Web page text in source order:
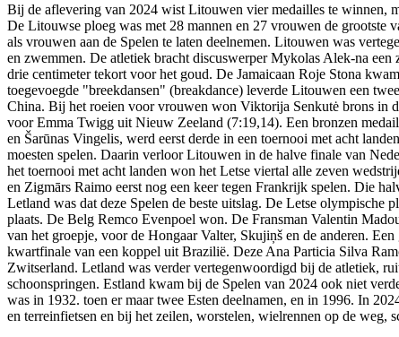
Bij de aflevering van 2024 wist Litouwen vier medailles te winnen,
De Litouwse ploeg was met 28 mannen en 27 vrouwen de grootste
als vrouwen aan de Spelen te laten deelnemen. Litouwen was
en zwemmen. De atletiek bracht discuswerper Mykolas Alek-na
drie centimeter tekort voor het goud. De Jamaicaan Roje Stona
toegevoegde "breekdansen" (breakdance) leverde Litouwen een
China. Bij het roeien voor vrouwen won Viktorija Senkutė brons in
voor Emma Twigg uit Nieuw Zeeland (7:19,14). Een bronzen
en Šarūnas Vingelis, werd eerst derde in een toernooi met acht
moesten spelen. Daarin verloor Litouwen in de halve finale van
het toernooi met acht landen won het Letse viertal alle zeven
en Zigmārs Raimo eerst nog een keer tegen Frankrijk spelen. Die
Letland was dat deze Spelen de beste uitslag. De Letse
plaats. De Belg Remco Evenpoel won. De Fransman Valentin
van het groepje, voor de Hongaar Valter, Skujiņš en de anderen.
kwartfinale van een koppel uit Brazilië. Deze Ana Particia Silva
Zwitserland. Letland was verder vertegenwoordigd bij de atletiek,
schoonspringen. Estland kwam bij de Spelen van 2024 ook niet
was in 1932. toen er maar twee Esten deelnamen, en in 1996. In
en terreinfietsen en bij het zeilen, worstelen, wielrennen op de weg,